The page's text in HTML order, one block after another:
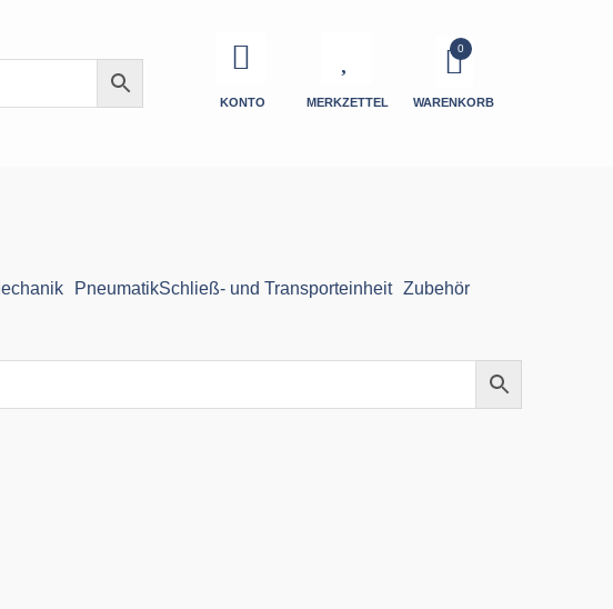
KONTO
MERKZETTEL WARENKORB
PneumatikSchließ- und Transporteinheit
Zubehör